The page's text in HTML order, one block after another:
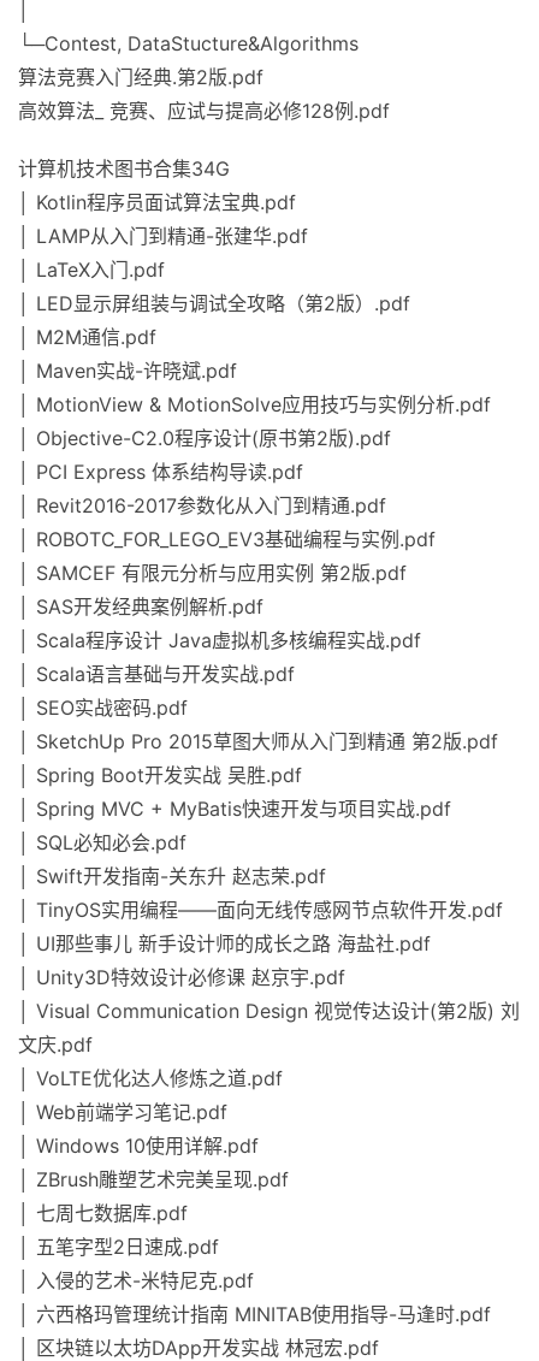
└─Contest, DataStucture&Algorithms
算法竞赛入门经典.第2版.pdf
高效算法_ 竞赛、应试与提高必修128例.pdf
计算机技术图书合集34G
│ Kotlin程序员面试算法宝典.pdf
│ LAMP从入门到精通-张建华.pdf
│ LaTeX入门.pdf
│ LED显示屏组装与调试全攻略（第2版）.pdf
│ M2M通信.pdf
│ Maven实战-许晓斌.pdf
│ MotionView & MotionSolve应用技巧与实例分析.pdf
│ Objective-C2.0程序设计(原书第2版).pdf
│ PCI Express 体系结构导读.pdf
│ Revit2016-2017参数化从入门到精通.pdf
│ ROBOTC_FOR_LEGO_EV3基础编程与实例.pdf
│ SAMCEF 有限元分析与应用实例 第2版.pdf
│ SAS开发经典案例解析.pdf
│ Scala程序设计 Java虚拟机多核编程实战.pdf
│ Scala语言基础与开发实战.pdf
│ SEO实战密码.pdf
│ SketchUp Pro 2015草图大师从入门到精通 第2版.pdf
│ Spring Boot开发实战 吴胜.pdf
│ Spring MVC + MyBatis快速开发与项目实战.pdf
│ SQL必知必会.pdf
│ Swift开发指南-关东升 赵志荣.pdf
│ TinyOS实用编程——面向无线传感网节点软件开发.pdf
│ UI那些事儿 新手设计师的成长之路 海盐社.pdf
│ Unity3D特效设计必修课 赵京宇.pdf
│ Visual Communication Design 视觉传达设计(第2版) 刘
文庆.pdf
│ VoLTE优化达人修炼之道.pdf
│ Web前端学习笔记.pdf
│ Windows 10使用详解.pdf
│ ZBrush雕塑艺术完美呈现.pdf
│ 七周七数据库.pdf
│ 五笔字型2日速成.pdf
│ 入侵的艺术-米特尼克.pdf
│ 六西格玛管理统计指南 MINITAB使用指导-马逢时.pdf
│ 区块链以太坊DApp开发实战 林冠宏.pdf